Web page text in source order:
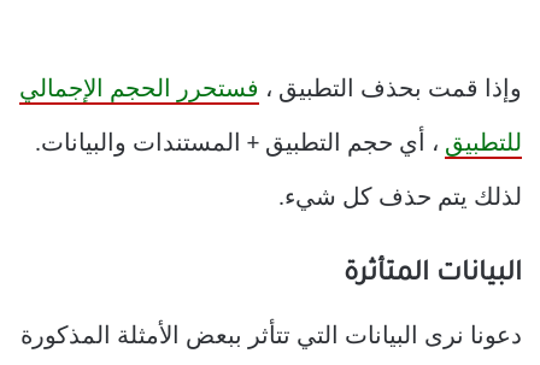
وإذا قمت بحذف التطبيق ، فستحرر الحجم الإجمالي
للتطبيق ، أي حجم التطبيق + المستندات والبيانات.
لذلك يتم حذف كل شيء.
البيانات المتأثرة
دعونا نرى البيانات التي تتأثر ببعض الأمثلة المذكورة